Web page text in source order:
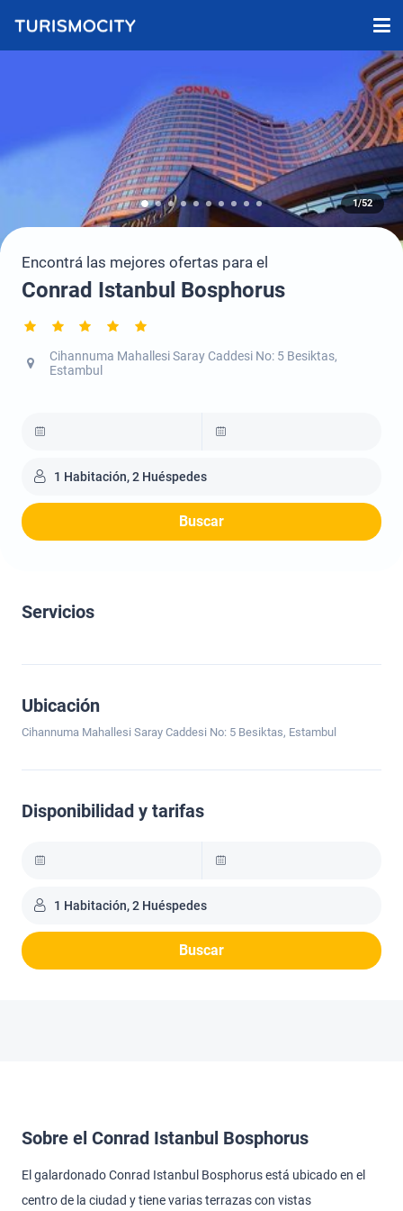
1/52
Encontrá las mejores ofertas para el
Conrad Istanbul Bosphorus
Cihannuma Mahallesi Saray Caddesi No: 5 Besiktas,
Estambul
1 Habitación, 2 Huéspedes
Buscar
Servicios
Ubicación
Cihannuma Mahallesi Saray Caddesi No: 5 Besiktas, Estambul
Disponibilidad y tarifas
1 Habitación, 2 Huéspedes
Buscar
Sobre el Conrad Istanbul Bosphorus
El galardonado Conrad Istanbul Bosphorus está ubicado en el
centro de la ciudad y tiene varias terrazas con vistas